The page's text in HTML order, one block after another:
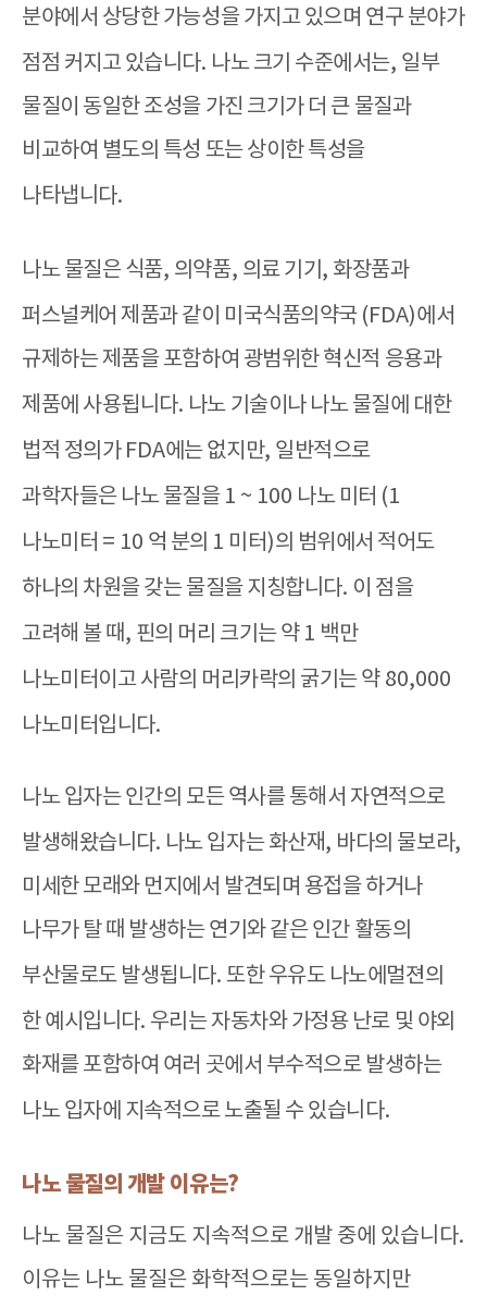
분야에서 상당한 가능성을 가지고 있으며 연구 분야가
점점 커지고 있습니다. 나노 크기 수준에서는, 일부
물질이 동일한 조성을 가진 크기가 더 큰 물질과
비교하여 별도의 특성 또는 상이한 특성을
나타냅니다.
나노 물질은 식품, 의약품, 의료 기기 , 화장품과
퍼스널케어 제품과 같이 미국식품의약국 (FDA)에서
규제하는 제품을 포함하여 광범위한 혁신적 응용과
제품에 사용됩니다. 나노 기술이나 나노 물질에 대한
법적 정의가 FDA에는 없지만, 일반적으로
과학자들은 나노 물질을 1 ~ 100 나노 미터 (1
나노미터 = 10 억 분의 1 미터)의 범위에서 적어도
하나의 차원을 갖는 물질을 지칭합니다. 이 점을
고려해 볼 때, 핀의 머리 크기는 약 1 백만
나노미터이고 사람의 머리카락의 굵기는 약 80,000
나노미터입니다.
나노 입자는 인간의 모든 역사를 통해서 자연적으로
발생해왔습니다. 나노 입자는 화산재, 바다의 물보라,
미세한 모래와 먼지에서 발견되며 용접을 하거나
나무가 탈 때 발생하는 연기와 같은 인간 활동의
부산물로도 발생됩니다. 또한 우유도 나노에멀젼의
한 예시입니다. 우리는 자동차와 가정용 난로 및 야외
화재를 포함하여 여러 곳에서 부수적으로 발생하는
나노 입자에 지속적으로 노출될 수 있습니다.
나노 물질의 개발 이유는?
나노 물질은 지금도 지속적으로 개발 중에 있습니다.
이유는 나노 물질은 화학적으로는 동일하지만